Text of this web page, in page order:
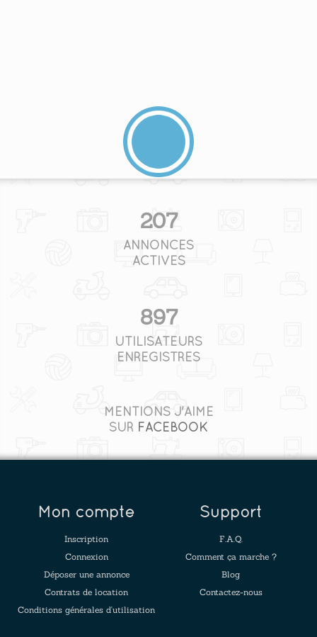
207
ANNONCES
ACTIVES
897
UTILISATEURS
ENREGISTRÉS
MENTIONS J'AIME
SUR FACEBOOK
Mon compte
Inscription
Connexion
Déposer une annonce
Contrats de location
Conditions générales d'utilisation
Support
F.A.Q.
Comment ça marche ?
Blog
Contactez-nous